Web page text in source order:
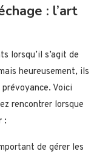
: l’art
lorsqu’il s’agit de
heureusement, ils
Voici
rencontrer lorsque
:
de gérer les